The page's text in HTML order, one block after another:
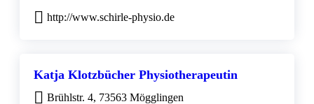
http://www.schirle-physio.de
Katja Klotzbücher Physiotherapeutin
Brühlstr. 4, 73563 Mögglingen